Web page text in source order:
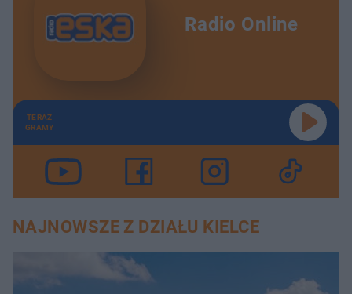
Radio Online
TERAZ
GRAMY
NAJNOWSZE Z DZIAŁU KIELCE